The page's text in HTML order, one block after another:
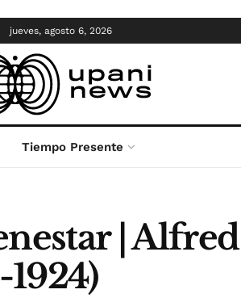
jueves, agosto 6, 2026
Tiempo Presente
| Alfred